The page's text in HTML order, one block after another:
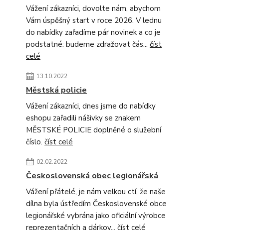
Vážení zákazníci, dovolte nám, abychom
Vám úspěšný start v roce 2026. V lednu
do nabídky zařadíme pár novinek a co je
podstatné: budeme zdražovat čás... číst
celé
13.10.2022
Městská policie
Vážení zákazníci, dnes jsme do nabídky
eshopu zařadili nášivky se znakem
MĚSTSKÉ POLICIE doplněné o služební
číslo. číst celé
02.02.2022
Československá obec legionářská
Vážení přátelé, je nám velkou ctí, že naše
dílna byla ústředím Československé obce
legionářské vybrána jako oficiální výrobce
reprezentačních a dárkov... číst celé